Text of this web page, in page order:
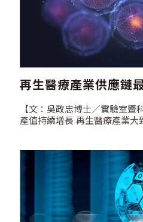
個人應該攝取的含量。據國健
為攝取含糖量最多的年齡層。
者，平均每週喝含糖飲料6.7次
料者，平均每週喝6.6次，每
52.8%，幾乎每天一杯含糖飲
糖尿病比例也大幅增加，已經
2014年的13.94％，幾乎成長
需，胰島素的作用本來就會減
更加速了糖尿病的罹病進程。 根據高雄市柏愛診所熊仲川
醫師在2022年「台灣醫界」
「糖尿病是種慢性疾病，也是
界最嚴重、花費醫療費用最多
病給予國際性的補助：一是「
病』。糖尿病牽涉到的併發症
的受傷造成最後的腎衰竭而洗
盲，以及引起神經病變造成幾
的病人面臨因潰爛而截肢的命
是破壞我們的心臟的血管、腦
破壞，最後形成心肌梗塞、腦
再生醫療產業供應鏈
【文：吳政忠博士／實驗室暨
產值持續增長 再生醫療產業大
產業供應鏈的上游，近年因全
關細胞治療產品的核可上市，
有了更多的認識，再加上全球
求的增加，激發了再生醫療產
胞保存產業的持續性成長。以
Global…